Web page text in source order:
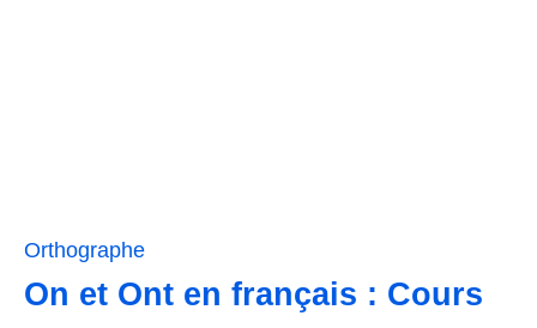
Orthographe
On et Ont en français : Cours